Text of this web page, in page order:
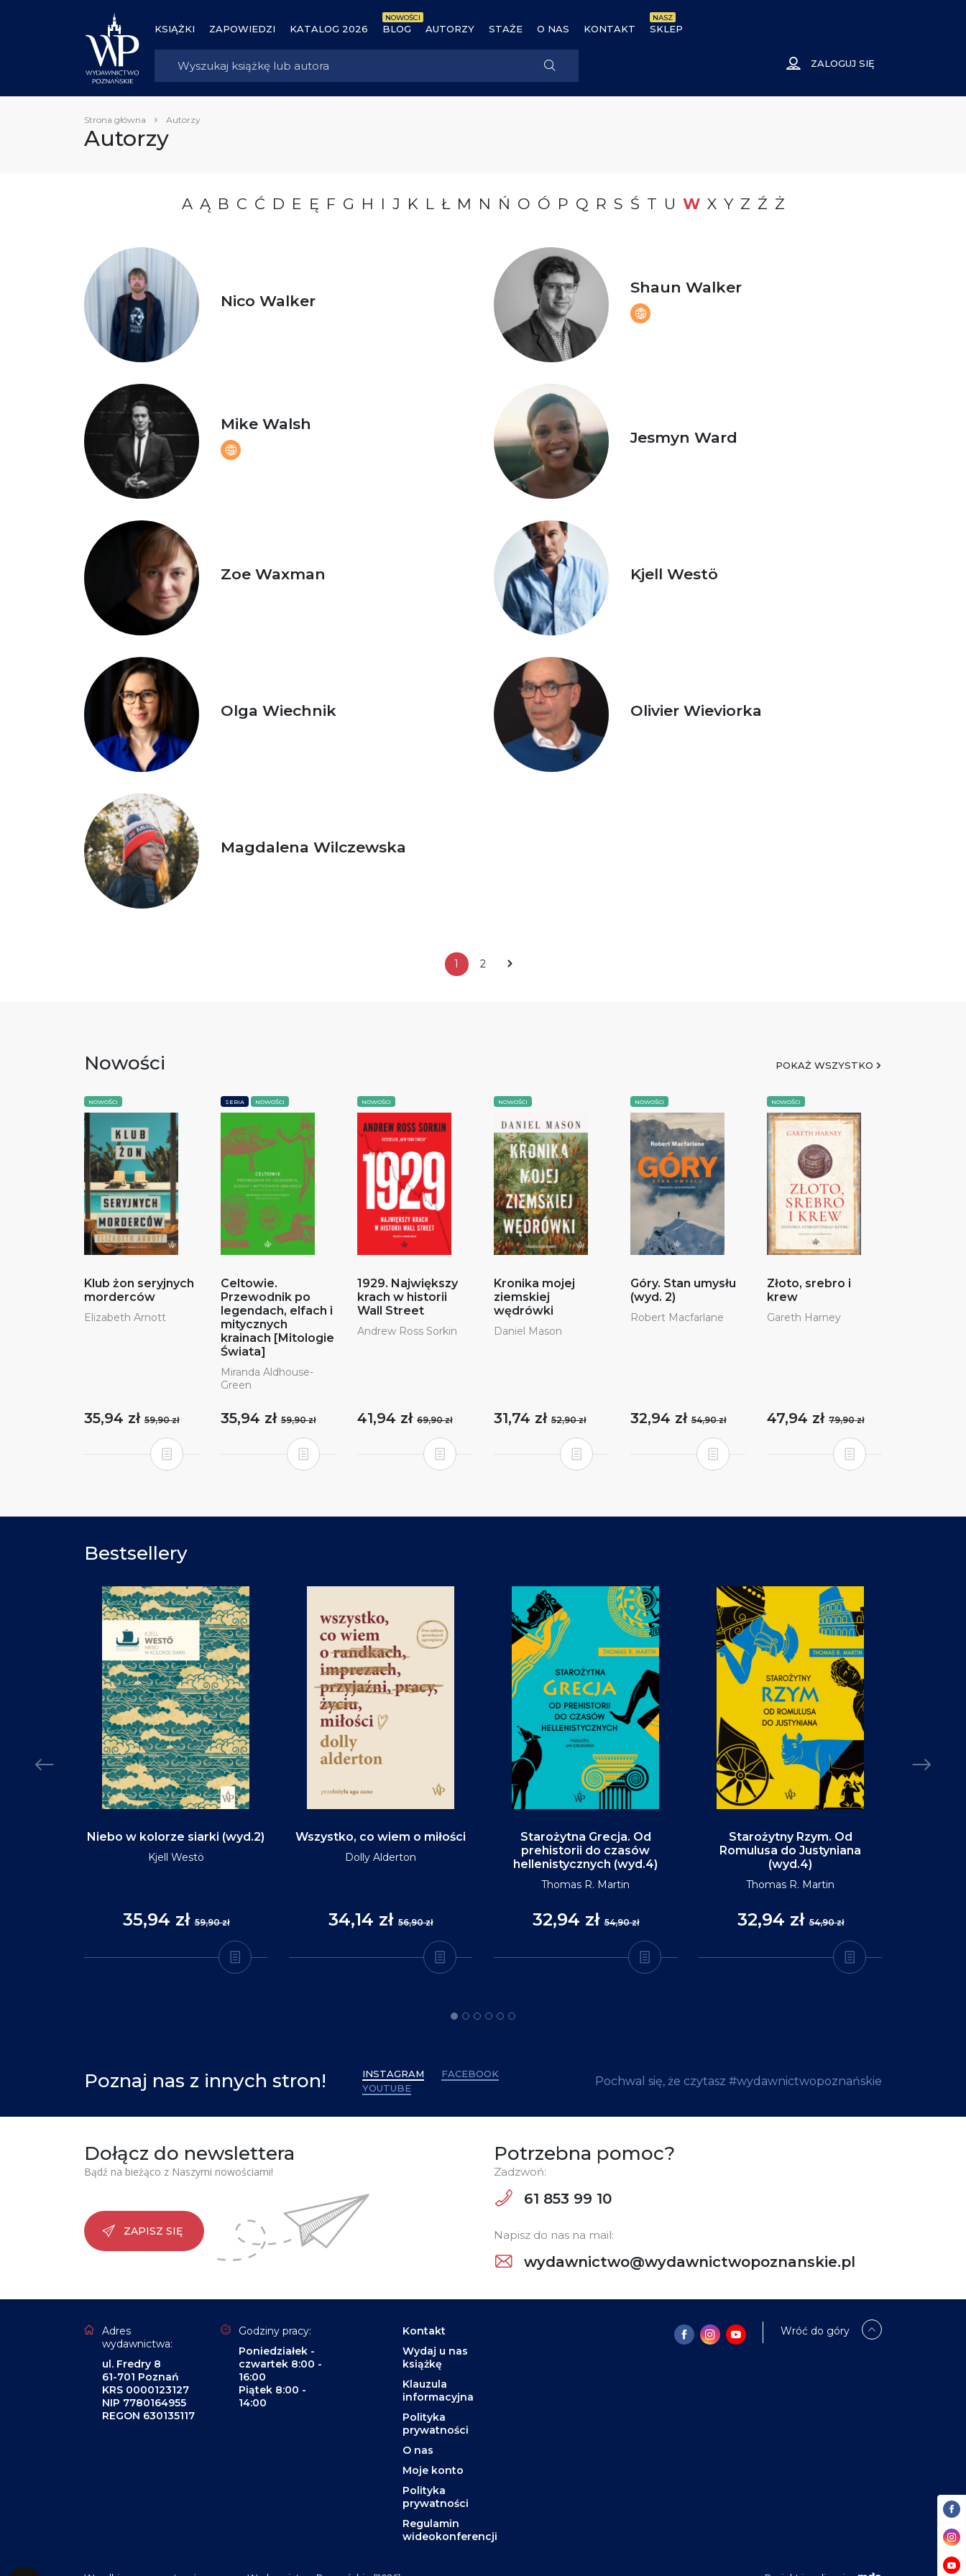
KSIĄŻKI ZAPOWIEDZI KATALOG 2026 BLOG
NOWOŚCI
AUTORZY STAŻE O NAS KONTAKT SKLEP
NASZ
ZALOGUJ SIĘ
Strona główna Autorzy
Autorzy
A Ą B C Ć D E Ę F G H I J K L Ł M N Ń O Ó P Q R S Ś T U W X Y Z Ź Ż
Nico Walker
Shaun Walker
Mike Walsh
Jesmyn Ward
Zoe Waxman Kjell Westö
Olga Wiechnik Olivier Wieviorka
Magdalena Wilczewska
1 2
Nowości POKAŻ WSZYSTKO
NOWOŚCI
Klub żon seryjnych
morderców
Elizabeth Arnott
35,94 zł 59,90 zł
SERIA NOWOŚCI
Celtowie.
Przewodnik po
legendach, elfach i
mitycznych
krainach [Mitologie
Świata]
Miranda Aldhouse-
Green
35,94 zł 59,90 zł
NOWOŚCI
1929. Największy
krach w historii
Wall Street
Andrew Ross Sorkin
41,94 zł 69,90 zł
NOWOŚCI
Kronika mojej
ziemskiej
wędrówki
Daniel Mason
31,74 zł 52,90 zł
NOWOŚCI
Góry. Stan umysłu
(wyd. 2)
Robert Macfarlane
32,94 zł 54,90 zł
NOWOŚCI
Złoto, srebro i
krew
Gareth Harney
47,94 zł 79,90 zł
Bestsellery
Niebo w kolorze siarki (wyd.2)
Kjell Westö
35,94 zł59,90 zł
Wszystko, co wiem o miłości
Dolly Alderton
34,14 zł 56,90 zł
Starożytna Grecja. Od
prehistorii do czasów
hellenistycznych (wyd.4)
Thomas R. Martin
32,94 zł54,90 zł
Starożytny Rzym. Od
Romulusa do Justyniana
(wyd.4)
Thomas R. Martin
32,94 zł54,90 zł
Poznaj nas z innych stron! INSTAGRAM
FACEBOOK
YOUTUBE
Pochwal się, że czytasz #wydawnictwopoznańskie
Dołącz do newslettera
Bądź na bieżąco z Naszymi nowościami!
ZAPISZ SIĘ
Potrzebna pomoc?
Zadzwoń:
61 853 99 10
Napisz do nas na mail:
wydawnictwo@wydawnictwopoznanskie.pl
Adres
wydawnictwa:
ul. Fredry 8
61-701 Poznań
KRS 0000123127
NIP 7780164955
REGON 630135117
Godziny pracy:
Poniedziałek -
czwartek 8:00 -
16:00
Piątek 8:00 -
14:00
Kontakt
Wydaj u nas
książkę
Klauzula
informacyjna
Polityka
prywatności
O nas
Moje konto
Polityka
prywatności
Regulamin
wideokonferencji
Wróć do góry